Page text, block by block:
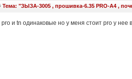
Тема: "ЗЫЗА-3005 , прошивка-6.35 PRO-A4 ,
pro и tn одинаковые но у меня стоит pro у нее